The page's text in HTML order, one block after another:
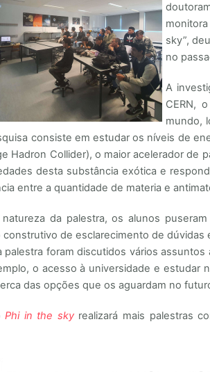
sky”,
no
A
CERN,
mundo,
consiste em estudar os níveis de
Hadron Collider), o maior acelerador de
desta substância exótica e
entre a quantidade de materia e
natureza da palestra, os alunos
construtivo de esclarecimento de dúvidas
palestra foram discutidos vários
o acesso à universidade e estudar
das opções que os aguardam no
Phi in the skyrealizará mais palestras